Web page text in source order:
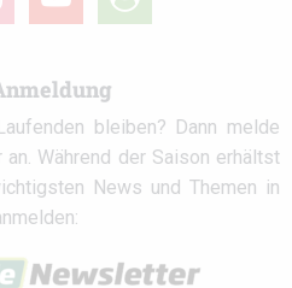
circle
bleiben? Dann melde
Während der Saison erhältst
News und Themen in